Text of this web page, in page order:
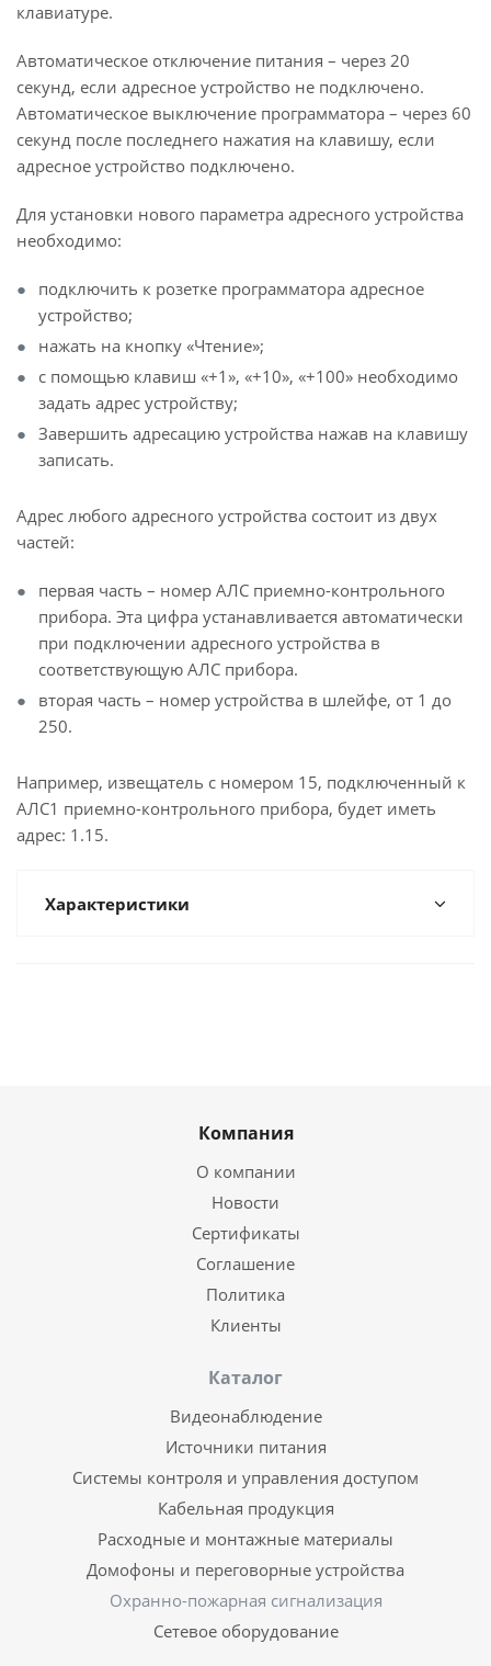
клавиатуре.
Автоматическое отключение питания – через 20
секунд, если адресное устройство не подключено.
Автоматическое выключение программатора – через 60
секунд после последнего нажатия на клавишу, если
адресное устройство подключено.
Для установки нового параметра адресного устройства
необходимо:
подключить к розетке программатора адресное
устройство;
нажать на кнопку «Чтение»;
с помощью клавиш «+1», «+10», «+100» необходимо
задать адрес устройству;
Завершить адресацию устройства нажав на клавишу
записать.
Адрес любого адресного устройства состоит из двух
частей:
первая часть – номер АЛС приемно-контрольного
прибора. Эта цифра устанавливается автоматически
при подключении адресного устройства в
соответствующую АЛС прибора.
вторая часть – номер устройства в шлейфе, от 1 до
250.
Например, извещатель с номером 15, подключенный к
АЛС1 приемно-контрольного прибора, будет иметь
адрес: 1.15.
Характеристики
Компания
О компании
Новости
Сертификаты
Соглашение
Политика
Клиенты
Каталог
Видеонаблюдение
Источники питания
Системы контроля и управления доступом
Кабельная продукция
Расходные и монтажные материалы
Домофоны и переговорные устройства
Охранно-пожарная сигнализация
Сетевое оборудование